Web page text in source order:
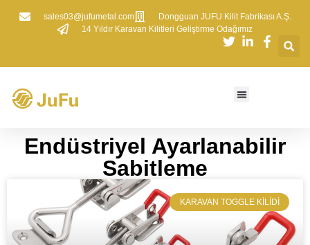
sales03@jufumetal.com
​Dongguan JUFU Kilit Fabrikası A.Ş.
​14 Yıldır Karavan Kilitleri Geliştirme Odağımız
​​Endüstriyel Ayarlanabilir
Sabitleme
KARAVAN TOGGLE KILIDI​